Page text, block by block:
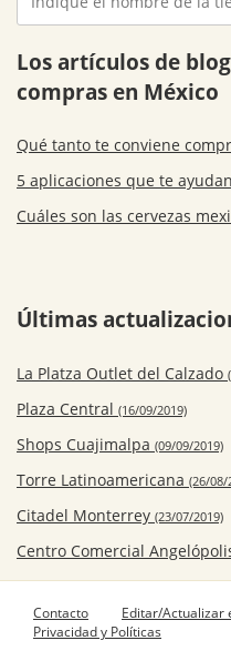
Los artículos de
compras en México
Qué tanto te conviene
5 aplicaciones que te
Cuáles son las cervezas
Últimas
La Platza Outlet del Calzado
Plaza Central (16/09/2019)
Shops Cuajimalpa (09/09/2019)
Torre Latinoamericana (26/08/
Citadel Monterrey (23/07/2019)
Centro Comercial
Contacto
Editar/Actualizar
Privacidad y Políticas